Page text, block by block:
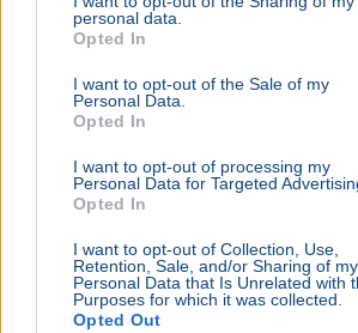
personal data.
Opted In
I want to opt-out of the Sale of my
Personal Data.
Opted In
I want to opt-out of processing my
Personal Data for Targeted
Opted In
I want to opt-out of Collection, Use,
Retention, Sale, and/or Sharing of my
Personal Data that Is Unrelated with
Purposes for which it was collected.
Opted Out
Tarr Zoltán szerint zajlik a közmédia
végleges vezetőt pedig nyílt, átlátható